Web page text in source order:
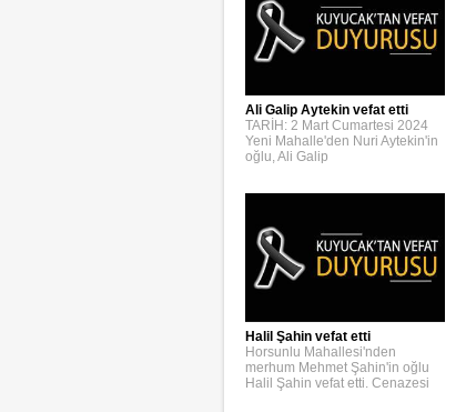
Ali Galip Aytekin vefat etti
TARİH: 2 Mart Cumartesi 2024
Yeni Mahalle'den Nuri Aytekin'in
oğlu, Ali Galip
Halil Şahin vefat etti
Horsunlu Mahallesi'nden
merhum Mehmet Şahin'in oğlu
Halil Şahin vefat etti. Cenazesi